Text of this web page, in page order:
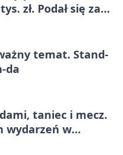
zł. Podał się za
temat. Stand-
da
taniec i mecz.
wydarzeń w